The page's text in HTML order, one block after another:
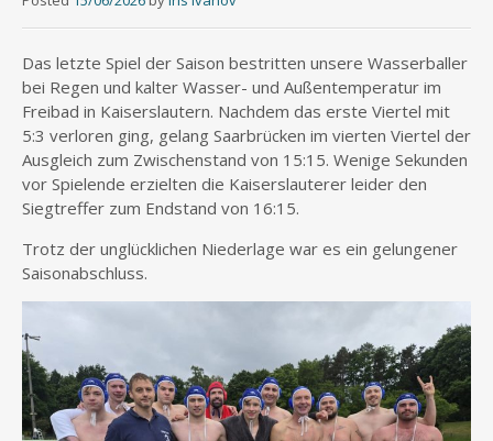
Das letzte Spiel der Saison bestritten unsere Wasserballer
bei Regen und kalter Wasser- und Außentemperatur im
Freibad in Kaiserslautern. Nachdem das erste Viertel mit
5:3 verloren ging, gelang Saarbrücken im vierten Viertel der
Ausgleich zum Zwischenstand von 15:15. Wenige Sekunden
vor Spielende erzielten die Kaiserslauterer leider den
Siegtreffer zum Endstand von 16:15.
Trotz der unglücklichen Niederlage war es ein gelungener
Saisonabschluss.